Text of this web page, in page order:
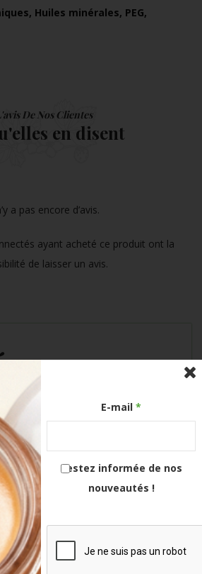
Huiles minérales, PEG,
en disent
De Nos Clientes
a pas encore d’avis.
ayant acheté ce produit ont la
de laisser un avis.
en 1er lieu la Santé de votre peau,
intérieur et l’extérieur dans lequel
paraître plus jeune & plus saine,
aide quotidienne ciblée !
beauté holistique, fournit
aide en allant à l’essentiel.
chimiques ont été reconnus
E-mail*
Restez informée de nos
nouveautés !